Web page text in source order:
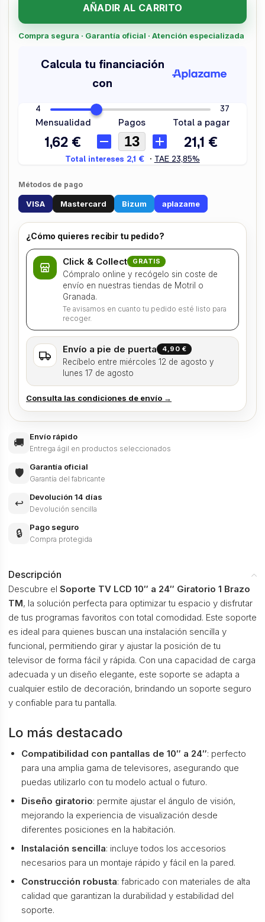
AÑADIR AL CARRITO
Compra segura · Garantía oficial · Atención especializada
Métodos de pago
VISA Mastercard Bizum aplazame
¿Cómo quieres recibir tu pedido?
Click & Collect GRATIS
Cómpralo online y recógelo sin coste de
envío en nuestras tiendas de Motril o
Granada.
Te avisamos en cuanto tu pedido esté listo para
recoger.
Envío a pie de puerta 4,90 €
Recíbelo entre miércoles 12 de agosto y
lunes 17 de agosto
Consulta las condiciones de envío →
🚚 Envío rápido
Entrega ágil en productos seleccionados
🛡️ Garantía oficial
Garantía del fabricante
↩️ Devolución 14 días
Devolución sencilla
🔒 Pago seguro
Compra protegida
Descripción
Descubre el Soporte TV LCD 10″ a 24″ Giratorio 1 Brazo
TM, la solución perfecta para optimizar tu espacio y disfrutar
de tus programas favoritos con total comodidad. Este soporte
es ideal para quienes buscan una instalación sencilla y
funcional, permitiendo girar y ajustar la posición de tu
televisor de forma fácil y rápida. Con una capacidad de carga
adecuada y un diseño elegante, este soporte se adapta a
cualquier estilo de decoración, brindando un soporte seguro
y confiable para tu pantalla.
Lo más destacado
Compatibilidad con pantallas de 10″ a 24″: perfecto
para una amplia gama de televisores, asegurando que
puedas utilizarlo con tu modelo actual o futuro.
Diseño giratorio: permite ajustar el ángulo de visión,
mejorando la experiencia de visualización desde
diferentes posiciones en la habitación.
Instalación sencilla: incluye todos los accesorios
necesarios para un montaje rápido y fácil en la pared.
Construcción robusta: fabricado con materiales de alta
calidad que garantizan la durabilidad y estabilidad del
soporte.